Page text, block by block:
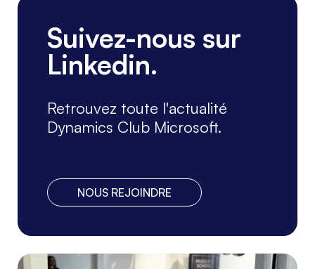
ERP, CRM, BI, ...
Le DynsClub sera présent au Salon
Porte de Versailles. Venez nous
rencontrer sur ...Lire la suite
Suivez-nous sur
Linkedin.
Retrouvez toute l'actualité
Dynamics Club Microsoft.
NOUS REJOINDRE